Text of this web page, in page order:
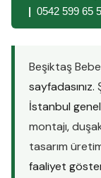
| 0542 599 65
Beşiktaş
sayfadasınız.
İstanbul
montajı,
tasarım
faaliyet